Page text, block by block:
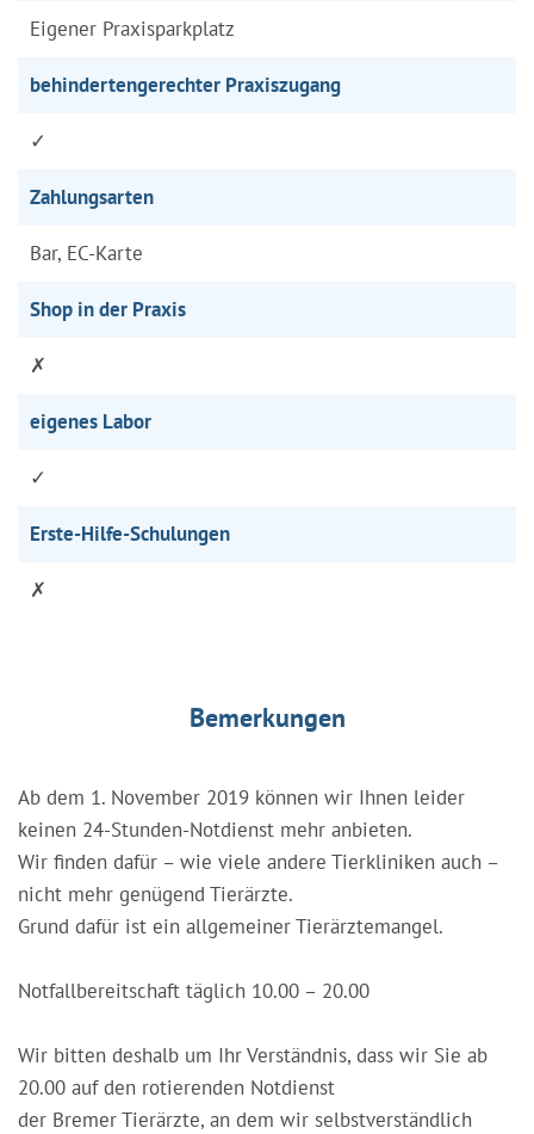
Eigener Praxisparkplatz
behindertengerechter Praxiszugang
✓
Zahlungsarten
Bar, EC-Karte
Shop in der Praxis
✗
eigenes Labor
✓
Erste-Hilfe-Schulungen
✗
Bemerkungen
Ab dem 1. November 2019 können wir Ihnen leider
keinen 24-Stunden-Notdienst mehr anbieten.
Wir finden dafür – wie viele andere Tierkliniken auch –
nicht mehr genügend Tierärzte.
Grund dafür ist ein allgemeiner Tierärztemangel.
Notfallbereitschaft täglich 10.00 – 20.00
Wir bitten deshalb um Ihr Verständnis, dass wir Sie ab
20.00 auf den rotierenden Notdienst
der Bremer Tierärzte, an dem wir selbstverständlich